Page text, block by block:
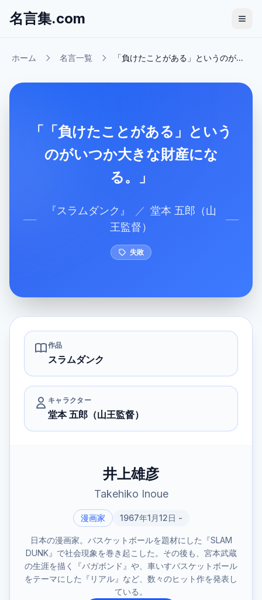
名言集.com
ホーム 名言一覧 「負けたことがある」というのが...
「「負けたことがある」という
のがいつか大きな財産にな
る。」
──
『 スラムダンク 』 ／ 堂本 五郎（山
王監督）
──
失敗
作品
スラムダンク
キャラクター
堂本 五郎（山王監督）
井上雄彦
Takehiko Inoue
漫画家 1967年1月12日 -
日本の漫画家。バスケットボールを題材にした『SLAM
DUNK』で社会現象を巻き起こした。その後も、宮本武蔵
の生涯を描く『バガボンド』や、車いすバスケットボール
をテーマにした『リアル』など、数々のヒット作を発表し
ている。